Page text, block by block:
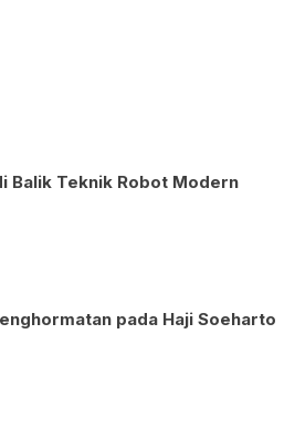
Balik Teknik Robot Modern
pada Haji Soeharto